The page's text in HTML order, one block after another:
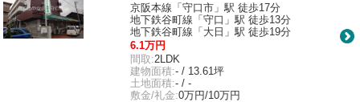
京阪本線「守口市」駅 徒歩17分
地下鉄谷町線「守口」駅 徒歩13分
地下鉄谷町線「大日」駅 徒歩19分
6.1万円
間取:2LDK
建物面積:- / 13.61坪
土地面積:- / -
敷金/礼金:0万円/10万円